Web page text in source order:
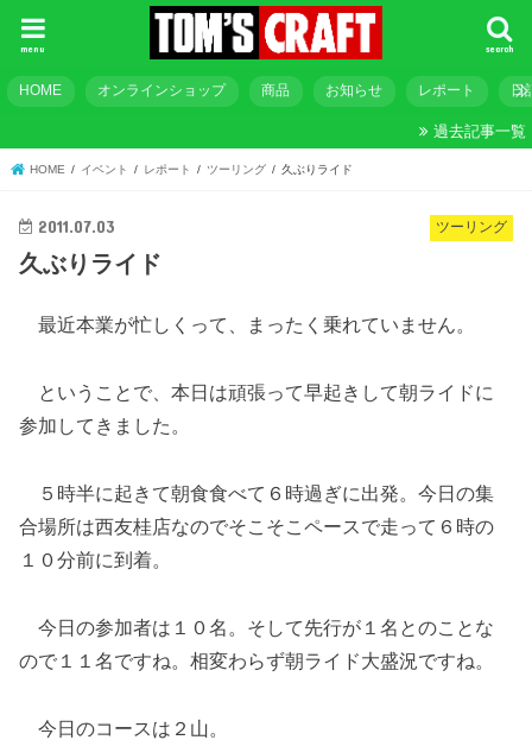
search
menu
HOME オンラインショップ 商品 お知らせ レポート 日
過去記事一覧
HOME イベント レポート ツーリング 久ぶりライド
ツーリング
2011.07.03
久ぶりライド
最近本業が忙しくって、まったく乗れていません。
ということで、本日は頑張って早起きして朝ライドに
参加してきました。
５時半に起きて朝食食べて６時過ぎに出発。今日の集
合場所は西友桂店なのでそこそこペースで走って６時の
１０分前に到着。
今日の参加者は１０名。そして先行が１名とのことな
ので１１名ですね。相変わらず朝ライド大盛況ですね。
今日のコースは２山。